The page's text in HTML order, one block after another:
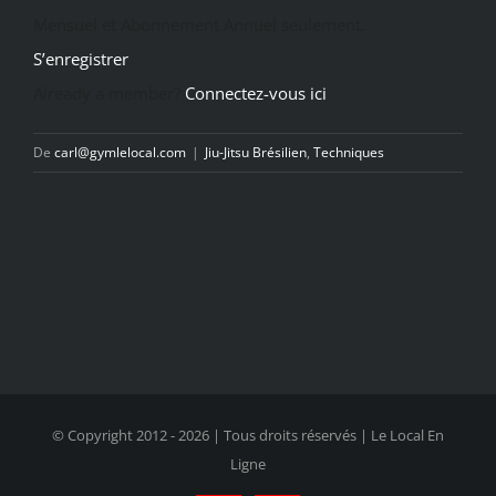
S’enregistrer
Connectez-vous ici
De carl@gymlelocal.com | Jiu-Jitsu Brésilien, Techniques
© Copyright 2012 -2026 | Tous droits réservés | Le Local En
Ligne